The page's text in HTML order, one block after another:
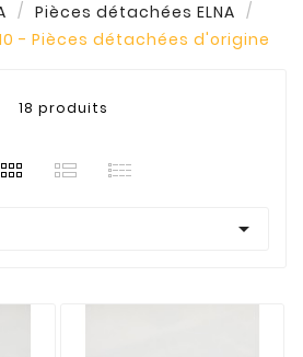
Pièces détachées ELNA
- Pièces détachées d'origine
18 produits
